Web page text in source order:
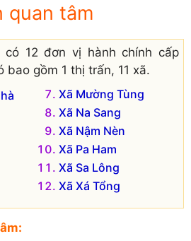
quan tâm
có 12 đơn vị hành chính cấp
bao gồm 1 thị trấn, 11 xã.
Xã Mường Tùng
Xã Na Sang
Xã Nậm Nèn
Xã Pa Ham
Xã Sa Lông
Xã Xá Tổng